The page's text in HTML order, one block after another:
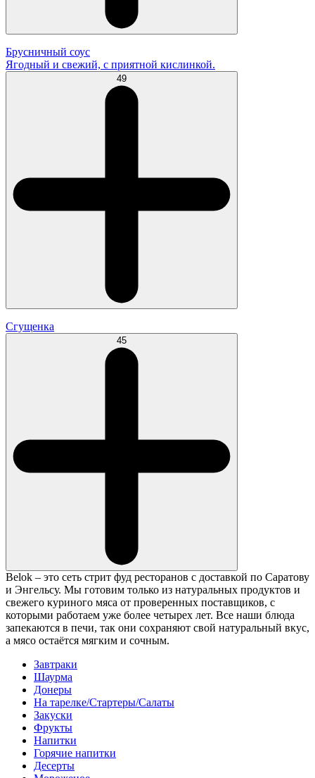
Брусничный соус
Ягодный и свежий, с приятной кислинкой.
49
Сгущенка
45
Belok – это сеть стрит фуд ресторанов с доставкой по Саратову
и Энгельсу. Мы готовим только из натуральных продуктов и
свежего куриного мяса от проверенных поставщиков, с
которыми работаем уже более четырех лет. Все наши блюда
запекаются в печи, так они сохраняют свой натуральный вкус,
а мясо остаётся мягким и сочным.
Завтраки
Шаурма
Донеры
На тарелке/Стартеры/Салаты
Закуски
Фрукты
Напитки
Горячие напитки
Десерты